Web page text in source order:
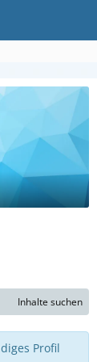
Inhalte suchen
Profil